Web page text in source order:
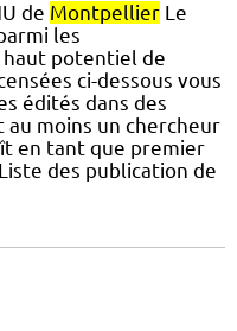
de Montpellier Le
les
haut potentiel de
ci-dessous vous
édités dans des
moins un chercheur
en tant que premier
des publication de